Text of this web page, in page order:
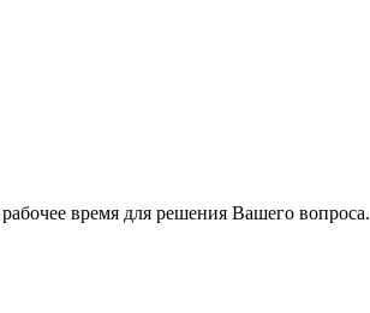
время для решения Вашего вопроса.